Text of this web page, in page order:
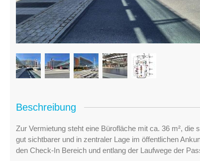
Beschreibung
Zur Vermietung steht eine Bürofläche mit ca. 36 m², die
gut sichtbarer und in zentraler Lage im öffentlichen
den Check-In Bereich und entlang der Laufwege der